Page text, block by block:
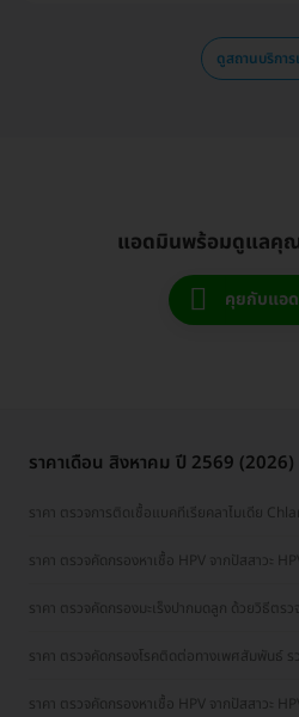
ดูสถานบริกา
แอดมินพร้อมดูแลคุ
คุยกับแอ
ราคาเดือน สิงหาคม ปี 2569 (2026)
ราคา ตรวจการติดเชื้อแบคทีเรียคลาไมเดีย
ราคา ตรวจคัดกรองหาเชื้อ HPV จากปัสสาวะ
ราคา ตรวจคัดกรองมะเร็งปากมดลูก ด้วยวิธีตรว
ราคา ตรวจคัดกรองโรคติดต่อทางเพศสัมพันธ์ รว
ราคา ตรวจคัดกรองหาเชื้อ HPV จากปัสสาวะ